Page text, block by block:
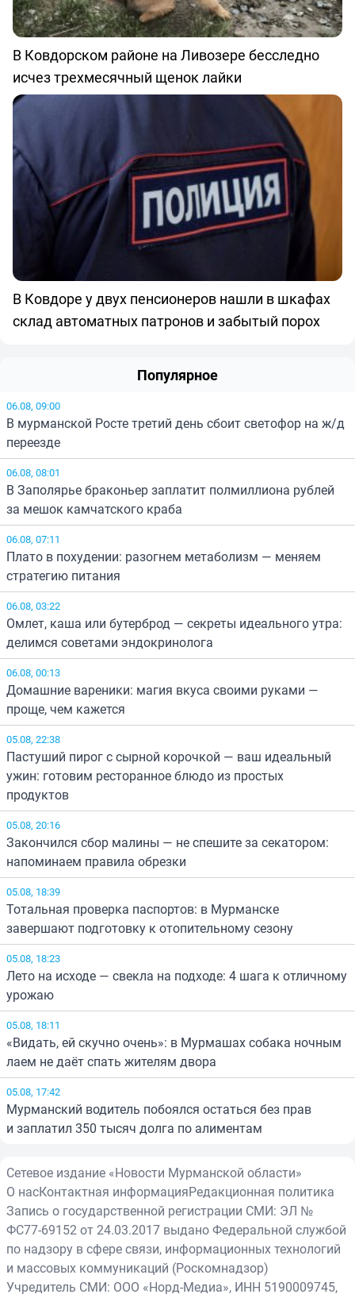
В Ковдорском районе на Ливозере бесследно
исчез трехмесячный щенок лайки
В Ковдоре у двух пенсионеров нашли в шкафах
склад автоматных патронов и забытый порох
Популярное
06.08, 09:00
В мурманской Росте третий день сбоит светофор на ж/д
переезде
06.08, 08:01
В Заполярье браконьер заплатит полмиллиона рублей
за мешок камчатского краба
06.08, 07:11
Плато в похудении: разогнем метаболизм — меняем
стратегию питания
06.08, 03:22
Омлет, каша или бутерброд — секреты идеального утра:
делимся советами эндокринолога
06.08, 00:13
Домашние вареники: магия вкуса своими руками —
проще, чем кажется
05.08, 22:38
Пастуший пирог с сырной корочкой — ваш идеальный
ужин: готовим ресторанное блюдо из простых
продуктов
05.08, 20:16
Закончился сбор малины — не спешите за секатором:
напоминаем правила обрезки
05.08, 18:39
Тотальная проверка паспортов: в Мурманске
завершают подготовку к отопительному сезону
05.08, 18:23
Лето на исходе — свекла на подходе: 4 шага к отличному
урожаю
05.08, 18:11
«Видать, ей скучно очень»: в Мурмашах собака ночным
лаем не даёт спать жителям двора
05.08, 17:42
Мурманский водитель побоялся остаться без прав
и заплатил 350 тысяч долга по алиментам
Сетевое издание «Новости Мурманской области»
О насКонтактная информацияРедакционная политика
Запись о государственной регистрации СМИ: ЭЛ №
ФС77-69152 от 24.03.2017 выдано Федеральной службой
по надзору в сфере связи, информационных технологий
и массовых коммуникаций (Роскомнадзор)
Учредитель СМИ: ООО «Норд-Медиа», ИНН 5190009745,